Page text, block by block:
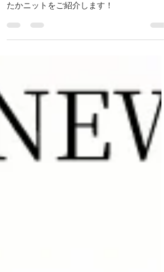
本日は、G-stageの冬に絶対着込みたいあっ
たかニットをご紹介します！